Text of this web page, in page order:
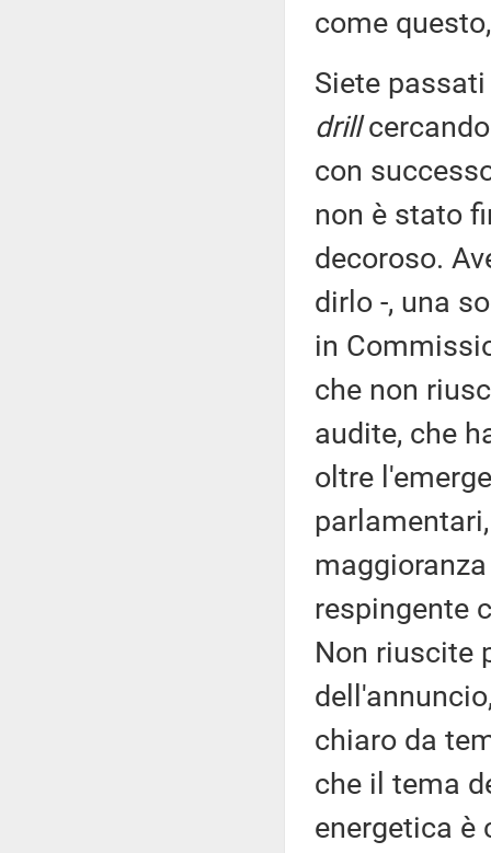
come
Siete
drill
con
non è stato
decoroso.
dirlo -, una
in
che non
audite, che
oltre
respingente
Non riuscite
chiaro da
che il tema
energetica è